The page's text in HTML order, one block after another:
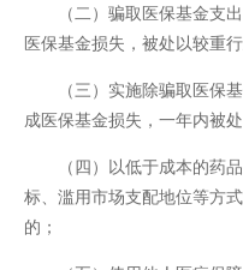
（二）骗取医保基金支
医保基金损失，被处以较重
（三）实施除骗取医保
成医保基金损失，一年内被
（四）以低于成本的药
标、滥用市场支配地位等方
的；